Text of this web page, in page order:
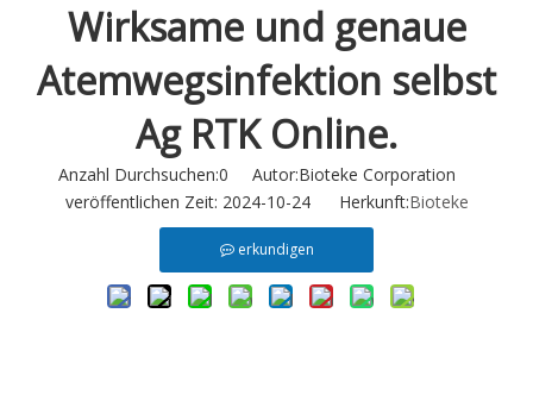
Wirksame und genaue
Atemwegsinfektion selbst
Ag RTK Online.
Anzahl Durchsuchen:0 Autor:Bioteke Corporation
veröffentlichen Zeit: 2024-10-24 Herkunft:Bioteke
erkundigen